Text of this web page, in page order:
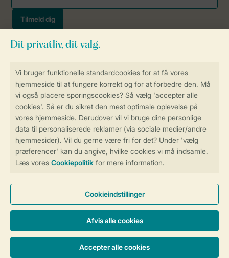
Få en personligt tilpasset oplevelse
på Landal.dk
Sikker datahåndtering
Sikker betaling
Vilkår og betingelser Persondatapolitik
Cookies og banner